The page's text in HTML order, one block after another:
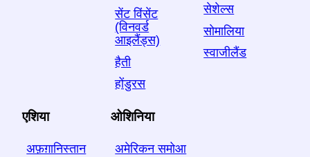
सेंट विंसेंट
(विनवर्ड
आइलैंड्स)
हैती
होंडुरस
सेशेल्स
सोमालिया
स्वाजीलैंड
एशिया
अफ़ग़ानिस्तान
ओशिनिया
अमेरिकन समोआ